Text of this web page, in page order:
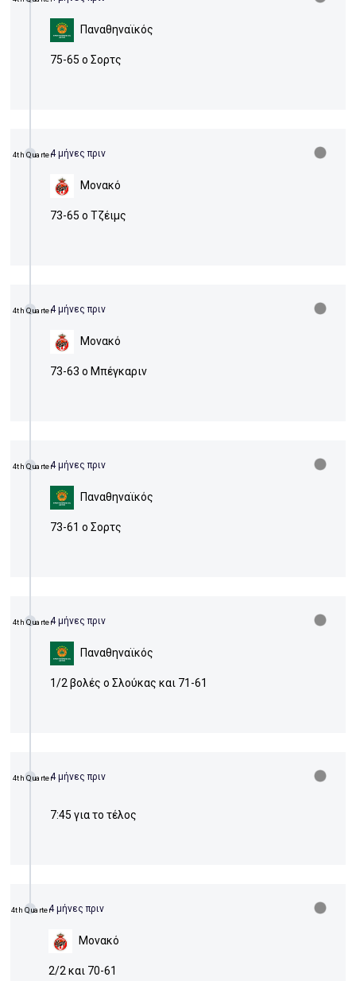
Παναθηναϊκός
75-65 ο Σορτς
4th Quarter4 μήνες πριν
Μονακό
73-65 ο Τζέιμς
4th Quarter4 μήνες πριν
Μονακό
73-63 ο Μπέγκαριν
4th Quarter4 μήνες πριν
Παναθηναϊκός
73-61 ο Σορτς
4th Quarter4 μήνες πριν
Παναθηναϊκός
1/2 βολές ο Σλούκας και 71-61
4th Quarter4 μήνες πριν
7:45 για το τέλος
4th Quarter4 μήνες πριν
Μονακό
2/2 και 70-61